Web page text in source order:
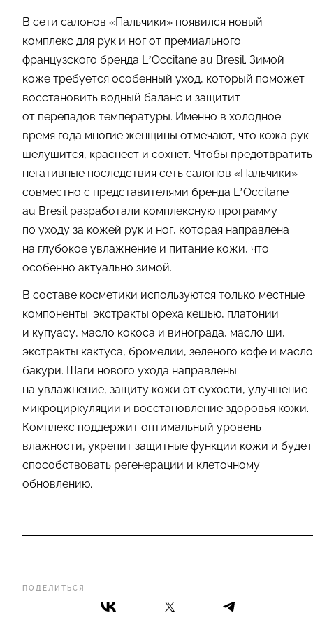
ПОДЕЛИТЬСЯ
В сети салонов «Пальчики» появился новый
комплекс для рук и ног от премиального
французского бренда L’Occitane au Bresil. Зимой
коже требуется особенный уход, который поможет
восстановить водный баланс и защитит
от перепадов температуры. Именно в холодное
время года многие женщины отмечают, что кожа рук
шелушится, краснеет и сохнет. Чтобы предотвратить
негативные последствия сеть салонов «Пальчики»
совместно с представителями бренда L’Occitane
au Bresil разработали комплексную программу
по уходу за кожей рук и ног, которая направлена
на глубокое увлажнение и питание кожи, что
особенно актуально зимой.
В составе косметики используются только местные
компоненты: экстракты ореха кешью, платонии
и купуасу, масло кокоса и винограда, масло ши,
экстракты кактуса, бромелии, зеленого кофе и масло
бакури. Шаги нового ухода направлены
на увлажнение, защиту кожи от сухости, улучшение
микроциркуляции и восстановление здоровья кожи.
Комплекс поддержит оптимальный уровень
влажности, укрепит защитные функции кожи и будет
способствовать регенерации и клеточному
обновлению.